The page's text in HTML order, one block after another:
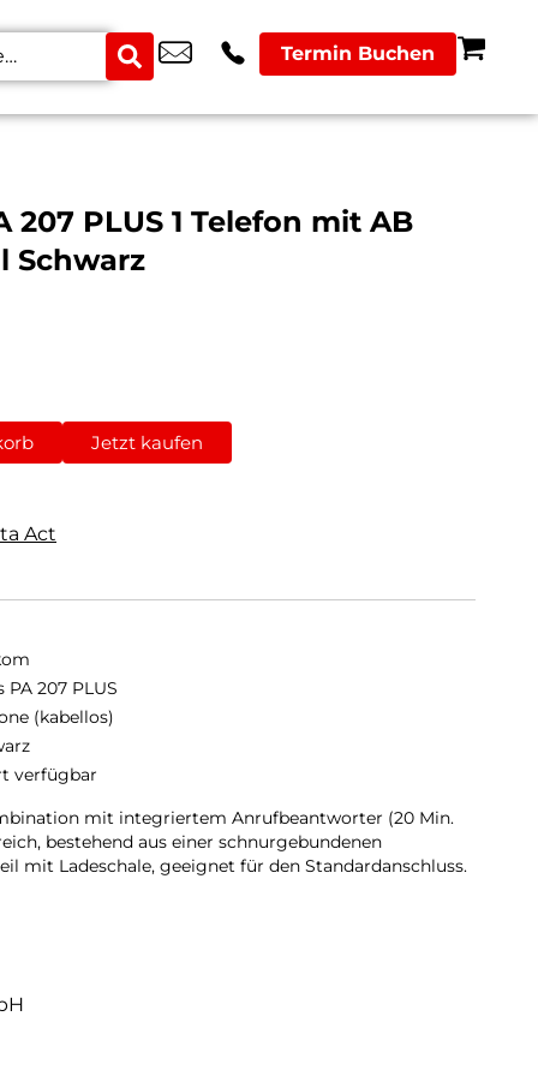
Termin Buchen
207 PLUS 1 Telefon mit AB
Schwarz
Jetzt kaufen
Act
PA 207 PLUS
(kabellos)
verfügbar
mit integriertem Anrufbeantworter (20 Min.
bestehend aus einer schnurgebundenen
mit Ladeschale, geeignet für den Standardanschluss.